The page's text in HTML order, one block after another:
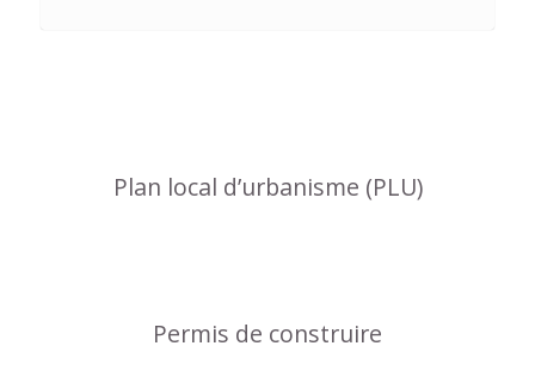
Plan local d’urbanisme (PLU)
Permis de construire